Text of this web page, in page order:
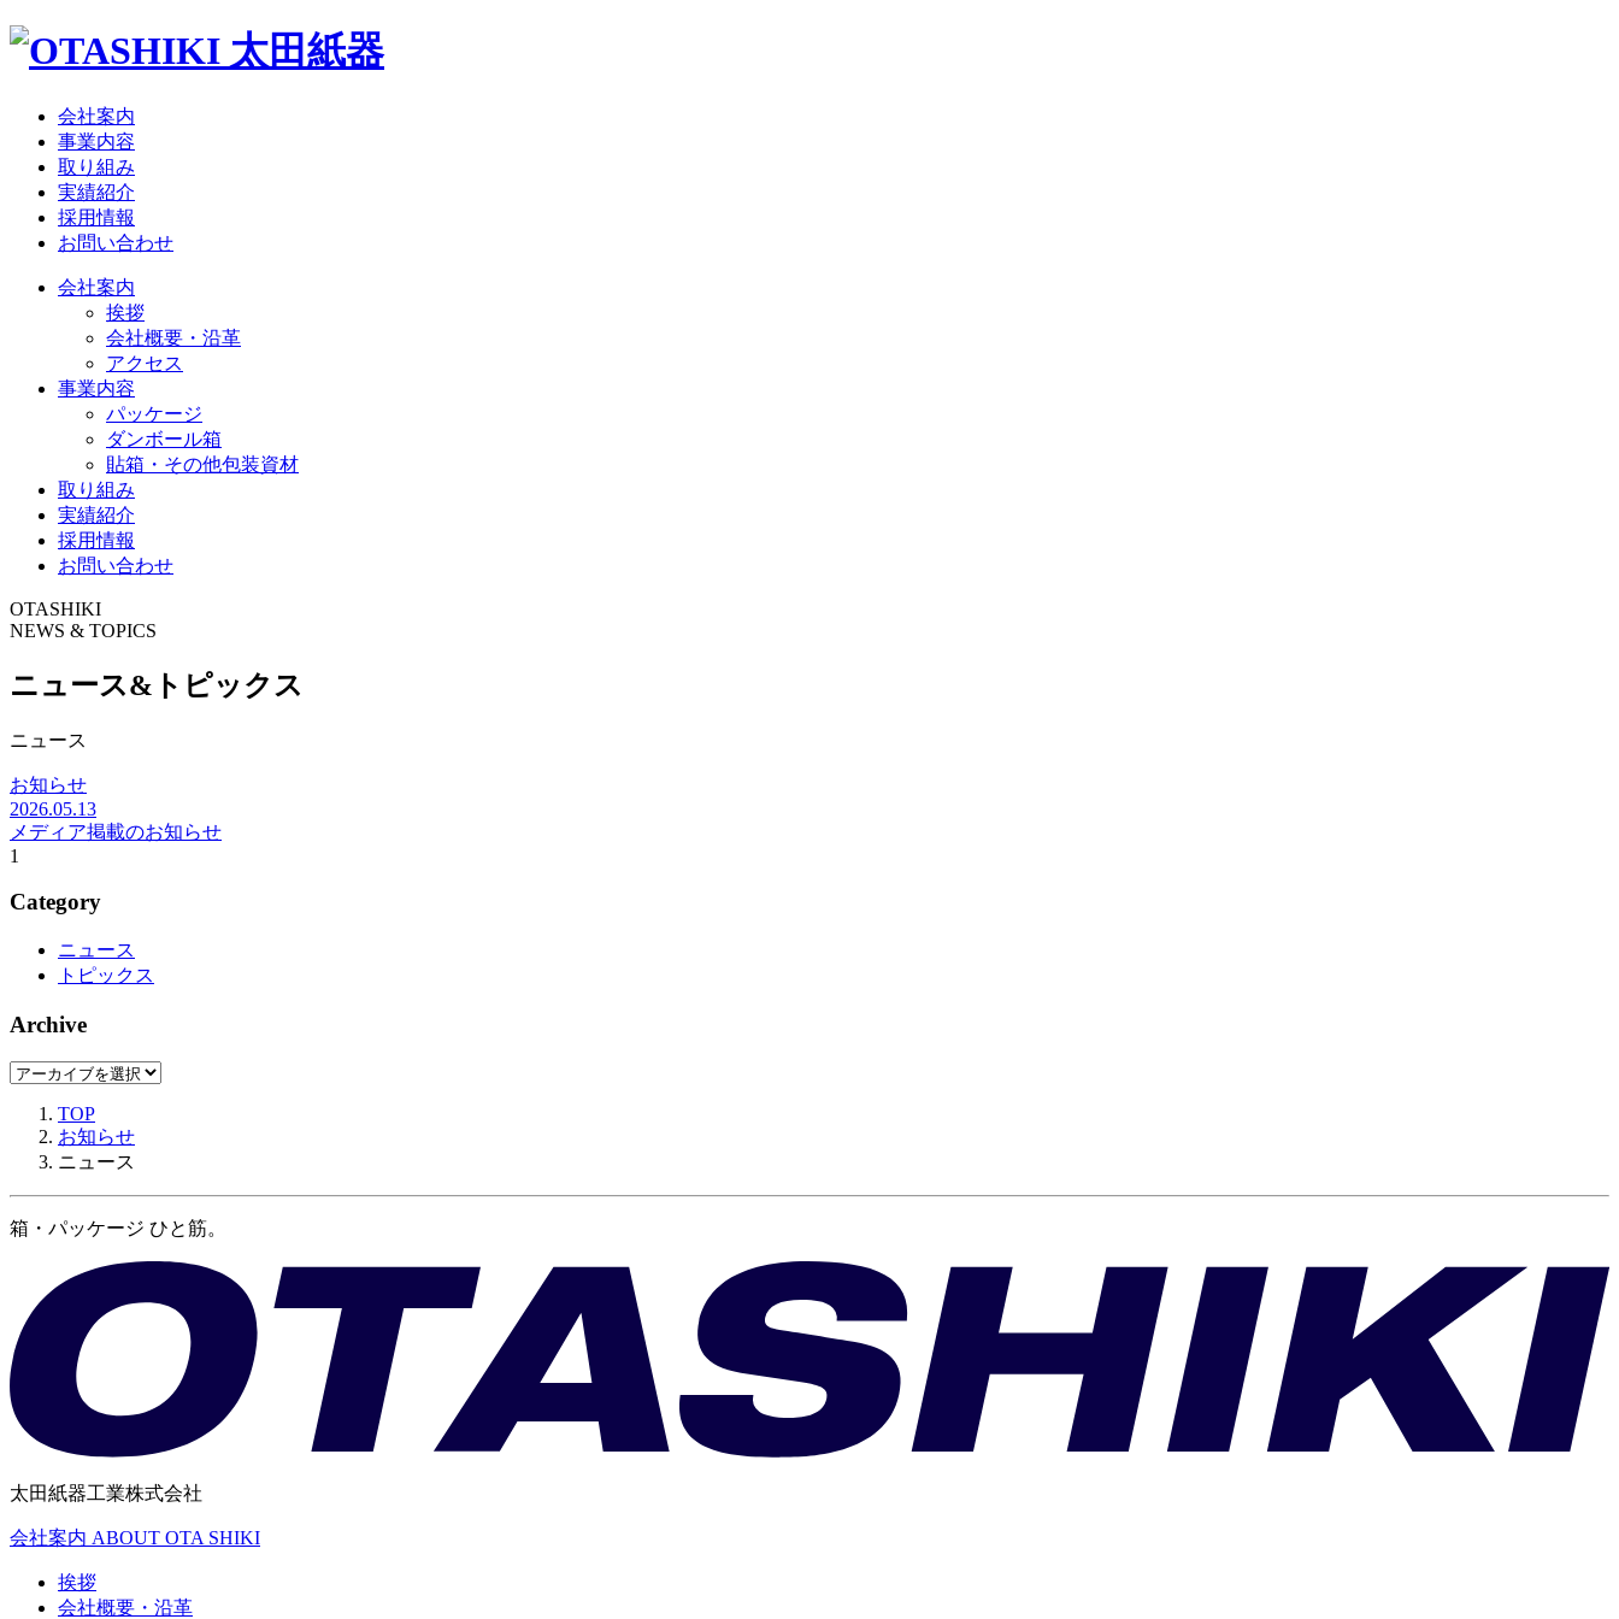
会社案内
事業内容
取り組み
実績紹介
採用情報
お問い合わせ
会社案内
挨拶
会社概要・沿革
アクセス
事業内容
パッケージ
ダンボール箱
貼箱・その他包装資材
取り組み
実績紹介
採用情報
お問い合わせ
OTASHIKI
NEWS & TOPICS
ニュース&トピックス
ニュース
お知らせ
2026.05.13
メディア掲載のお知らせ
1
Category
ニュース
トピックス
Archive
TOP
お知らせ
ニュース
箱・パッケージ ひと筋。
太田紙器工業株式会社
会社案内 ABOUT OTA SHIKI
挨拶
会社概要・沿革